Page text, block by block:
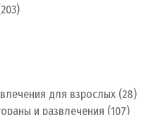
для взрослых (28)
и развлечения (107)